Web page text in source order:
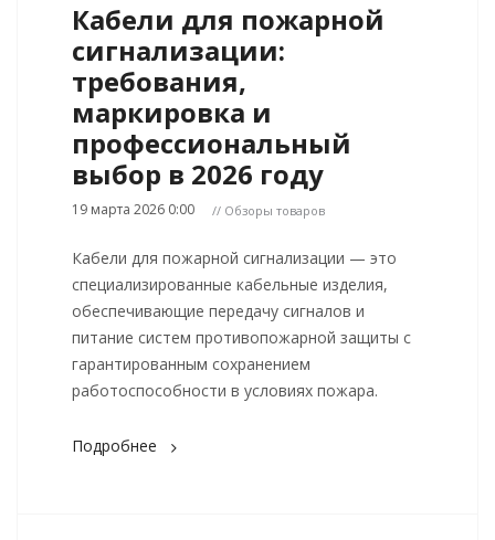
Кабели для пожарной
сигнализации:
требования,
маркировка и
профессиональный
выбор в 2026 году
19 марта 2026 0:00 // Обзоры товаров
Кабели для пожарной сигнализации — это
специализированные кабельные изделия,
обеспечивающие передачу сигналов и
питание систем противопожарной защиты с
гарантированным сохранением
работоспособности в условиях пожара.
Подробнее